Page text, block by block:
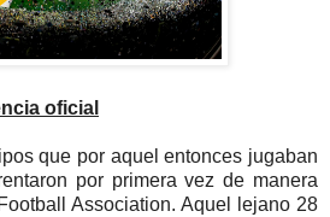
oficial
que por aquel entonces jugaban
por primera vez de manera
Association. Aquel lejano 28